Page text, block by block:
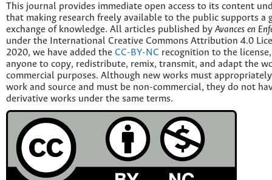
This journal provides immediate open access to its content
that making research freely available to the public supports a
exchange of knowledge. All articles published by Avances en
under the International Creative Commons Attribution 4.0
2020, we have added the CC-BY-NC recognition to the
anyone to copy, redistribute, remix, transmit, and adapt the
commercial purposes. Although new works must
work and source and must be non-commercial, they do not
derivative works under the same terms.